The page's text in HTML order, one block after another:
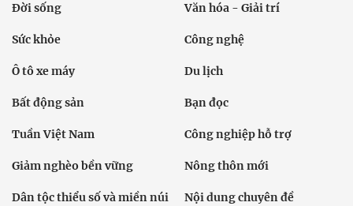
Đời sống Văn hóa - Giải trí
Sức khỏe Công nghệ
Ô tô xe máy Du lịch
Bất động sản Bạn đọc
Tuần Việt Nam Công nghiệp hỗ trợ
Giảm nghèo bền vững Nông thôn mới
Dân tộc thiểu số và miền núi Nội dung chuyên đề